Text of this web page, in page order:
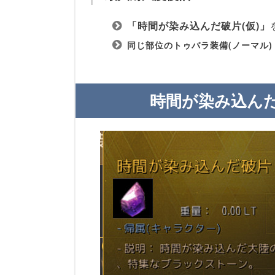
「時間が染み込んだ破片(仮)」
同じ部位のトゥバラ装備(ノーマル)
時間が染み込ん